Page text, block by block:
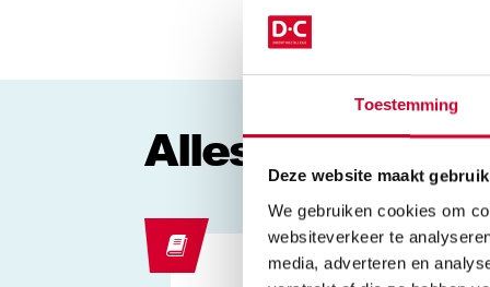
Toestemming
Deze website maakt
We gebruiken cookies om
websiteverkeer te
media, adverteren en
Alles over deze